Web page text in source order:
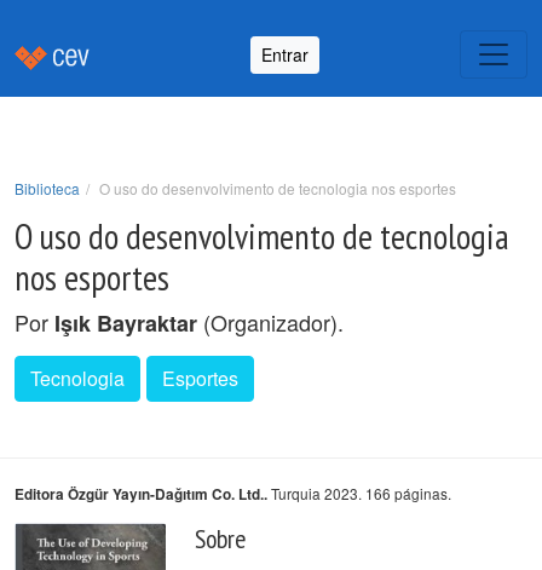
Entrar
Biblioteca O uso do desenvolvimento de tecnologia nos esportes
O uso do desenvolvimento de tecnologia
nos esportes
Por Işık Bayraktar (Organizador).
Tecnologia Esportes
Editora Özgür Yayın-Dağıtım Co. Ltd..Turquia 2023. 166 páginas.
Sobre